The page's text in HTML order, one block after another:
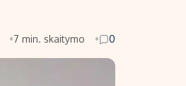
7 min. skaitymo 0